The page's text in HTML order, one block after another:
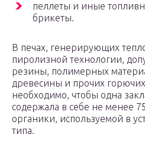
пеллеты и иные
брикеты.
В печах, генерирующих
пиролизной технологии,
резины, полимерных
древесины и прочих
необходимо, чтобы одна
содержала в себе не менее
органики, используемой в
типа.